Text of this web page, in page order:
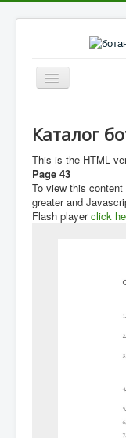
Включить/
выключить
Каталог культур
Галерея культур
Фото парка
Каталог
This is the HTML
Page 43
To view this
greater and
Flash playerclick